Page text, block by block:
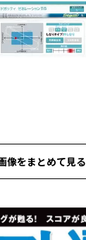
像をまとめて見る